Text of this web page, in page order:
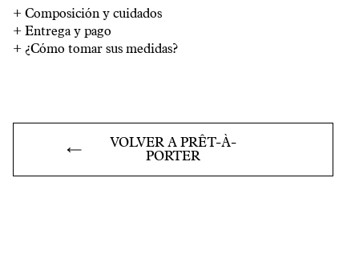
+ Composición y cuidados
+ Entrega y pago
+ ¿Cómo tomar sus medidas?
VOLVER A PRÊT-À-
PORTER